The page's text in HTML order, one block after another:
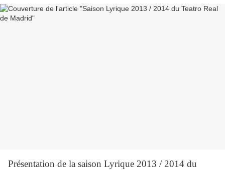
Présentation de la saison Lyrique 2013 / 2014 du